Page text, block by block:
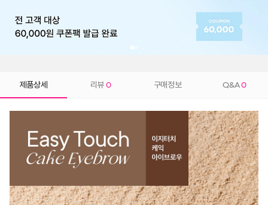
제품상세 리뷰 0 구매정보 Q&A0